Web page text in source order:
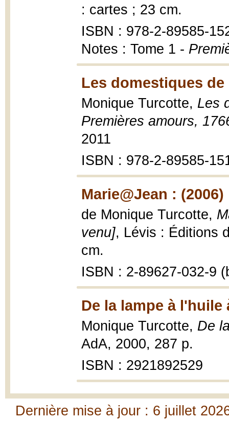
: cartes ; 23 cm.
ISBN : 978-2-89585-
Notes : Tome 1 -
Les domestiques de
Monique Turcotte, Les
Premières amours,
2011
ISBN : 978-2-89585-
Marie@Jean : (2006)
de Monique Turcotte,
venu], Lévis : Éditions
cm.
ISBN : 2-89627-032-9
De la lampe à l'huile
Monique Turcotte, De
AdA, 2000, 287 p.
ISBN : 2921892529
Dernière mise à jour : 6 juillet